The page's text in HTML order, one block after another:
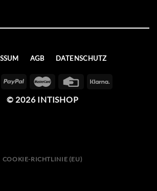
AGB DATENSCHUTZ
© 2026 INTISHOP
COOKIE-RICHTLINIE (EU)